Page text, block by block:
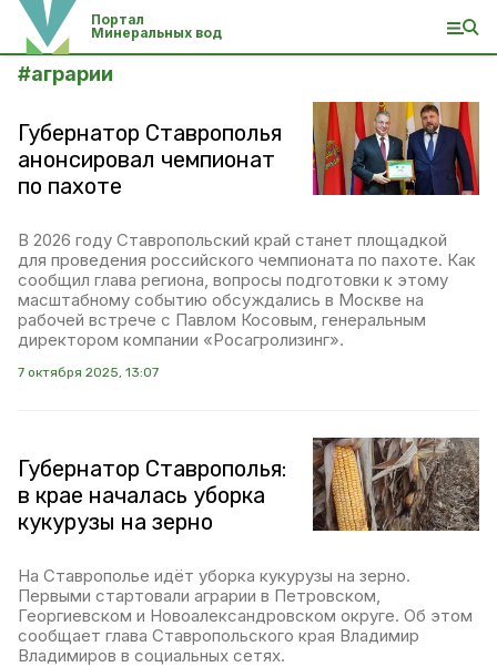
Портал
Минеральных вод
#аграрии
Губернатор Ставрополья
анонсировал чемпионат
по пахоте
В 2026 году Ставропольский край станет площадкой
для проведения российского чемпионата по пахоте. Как
сообщил глава региона, вопросы подготовки к этому
масштабному событию обсуждались в Москве на
рабочей встрече с Павлом Косовым, генеральным
директором компании «Росагролизинг».
7 октября 2025, 13:07
Губернатор Ставрополья:
в крае началась уборка
кукурузы на зерно
На Ставрополье идёт уборка кукурузы на зерно.
Первыми стартовали аграрии в Петровском,
Георгиевском и Новоалександровском округе. Об этом
сообщает глава Ставропольского края Владимир
Владимиров в социальных сетях.